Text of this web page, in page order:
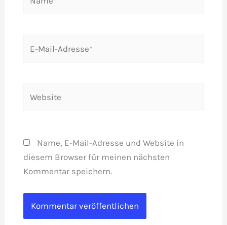
Name, E-Mail-Adresse und Website in
diesem Browser für meinen nächsten
Kommentar speichern.